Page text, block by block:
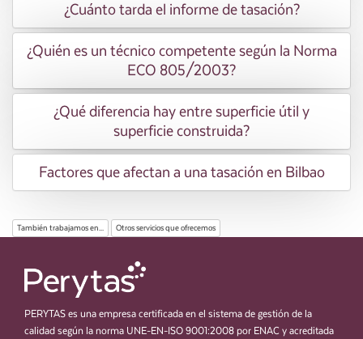
¿Cuánto tarda el informe de tasación?
¿Quién es un técnico competente según la Norma
ECO 805/2003?
¿Qué diferencia hay entre superficie útil y
superficie construida?
Factores que afectan a una tasación en Bilbao
También trabajamos en... Otros servicios que ofrecemos
PERYTAS es una empresa certificada en el sistema de gestión de la
calidad según la norma UNE-EN-ISO 9001:2008 por ENAC y acreditada